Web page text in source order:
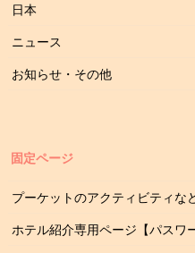
日本
ニュース
お知らせ・その他
固定ページ
プーケットのアクティビティな
ホテル紹介専用ページ【パスワ